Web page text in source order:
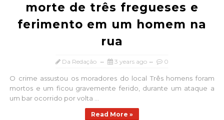
morte de três fregueses e
ferimento em um homem na
rua
Da Redação 3 years ago 0
O crime assustou os moradores do local Três homens foram
mortos e um ficou gravemente ferido, durante um ataque a
um bar ocorrido por volta ...
Read More »